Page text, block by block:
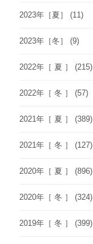
2023年［夏］ (11)
2023年［冬］ (9)
2022年［ 夏 ］ (215)
2022年［ 冬 ］ (57)
2021年［ 夏 ］ (389)
2021年［ 冬 ］ (127)
2020年［ 夏 ］ (896)
2020年［ 冬 ］ (324)
2019年［ 冬 ］ (399)